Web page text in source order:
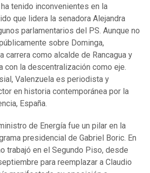
tenido inconvenientes en la
que lidera la senadora Alejandra
parlamentarios del PS. Aunque no
sobre Dominga,
carrera como alcalde de Rancagua y
con la descentralización como eje.
Valenzuela es periodista y
en historia contemporánea por la
España.
de Energía fue un pilar en la
presidencial de Gabriel Boric. En
trabajó en el Segundo Piso, desde
para reemplazar a Claudio